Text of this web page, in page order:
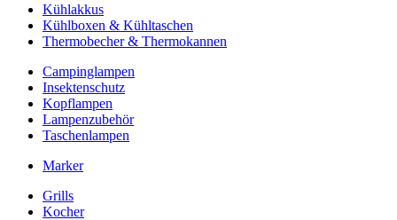
Kühlakkus
Kühlboxen & Kühltaschen
Thermobecher & Thermokannen
Campinglampen
Insektenschutz
Kopflampen
Lampenzubehör
Taschenlampen
Marker
Grills
Kocher